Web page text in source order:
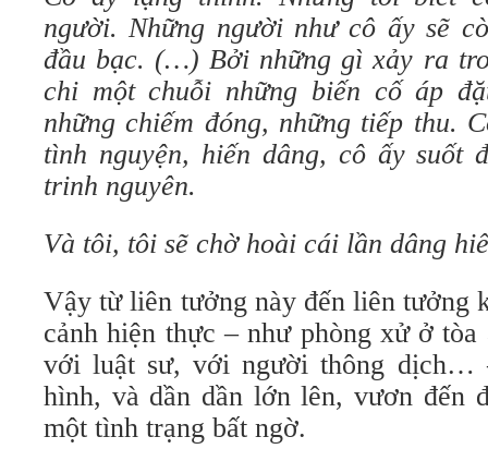
người. Những người như cô ấy sẽ
đầu bạc. (…) Bởi những gì xảy ra
chi một chuỗi những biến cố áp
những chiếm đóng, những tiếp thu.
tình nguyện, hiến dâng, cô ấy suốt
trinh nguyên.
Và tôi, tôi sẽ chờ hoài cái lần dâng
Vậy từ liên tưởng này đến liên tưởng
cảnh hiện thực – như phòng xử ở
với luật sư, với người thông dịch…
hình, và dần dần lớn lên, vươn đến
một tình trạng bất ngờ.